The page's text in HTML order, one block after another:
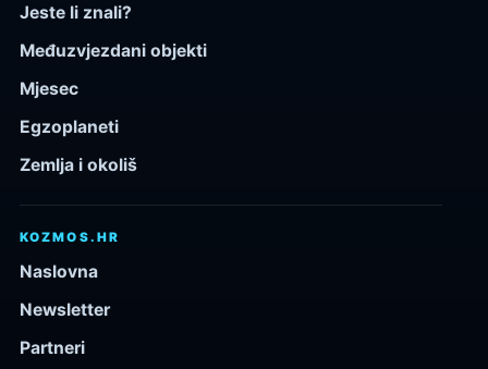
Jeste li znali?
Međuzvjezdani objekti
Mjesec
Egzoplaneti
Zemlja i okoliš
KOZMOS.HR
Naslovna
Newsletter
Partneri